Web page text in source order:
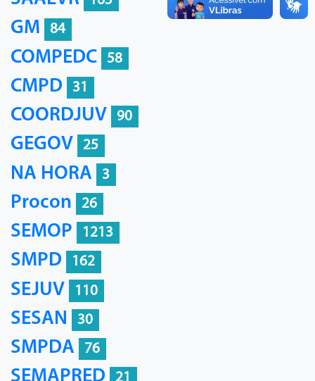
GM 84
COMPEDC 58
CMPD 31
COORDJUV 90
GEGOV 25
NA HORA 3
Procon 26
SEMOP 1213
SMPD 162
SEJUV 110
SESAN 30
SMPDA 76